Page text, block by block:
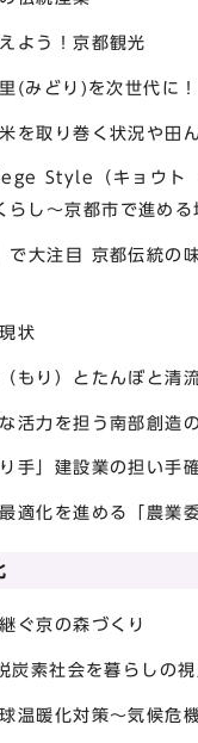
う！京都観光
みどり)を次世代に！
取り巻く状況や田
Style（キョウト
らし～京都市で進める
大注目 京都伝統の
状
り）とたんぼと清
力を担う南部創造の
」建設業の担い手
化を進める「農業委
京の森づくり
社会を暮らしの視
暖化対策～気候危